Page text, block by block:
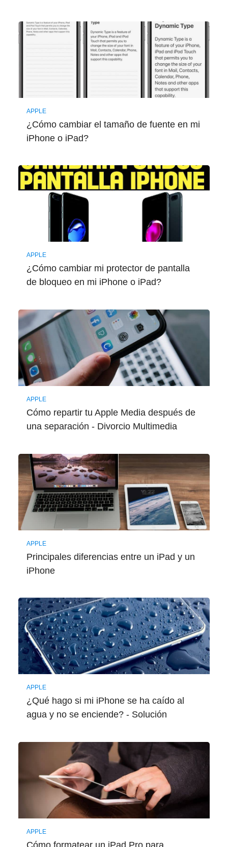
APPLE
¿Cómo cambiar el tamaño de fuente en mi
iPhone o iPad?
APPLE
¿Cómo cambiar mi protector de pantalla
de bloqueo en mi iPhone o iPad?
APPLE
Cómo repartir tu Apple Media después de
una separación - Divorcio Multimedia
APPLE
Principales diferencias entre un iPad y un
iPhone
APPLE
¿Qué hago si mi iPhone se ha caído al
agua y no se enciende? - Solución
APPLE